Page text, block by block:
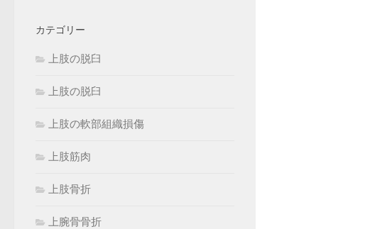
カテゴリー
上肢の脱臼
上肢の脱臼
上肢の軟部組織損傷
上肢筋肉
上肢骨折
上腕骨骨折